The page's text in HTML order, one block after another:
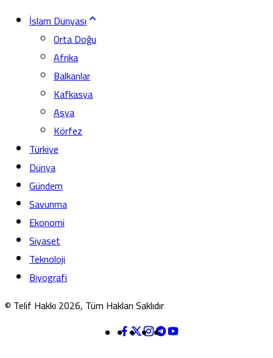
İslam Dünyası
Orta Doğu
Afrika
Balkanlar
Kafkasya
Asya
Körfez
Türkiye
Dünya
Gündem
Savunma
Ekonomi
Siyaset
Teknoloji
Biyografi
© Telif Hakkı 2026, Tüm Hakları Saklıdır